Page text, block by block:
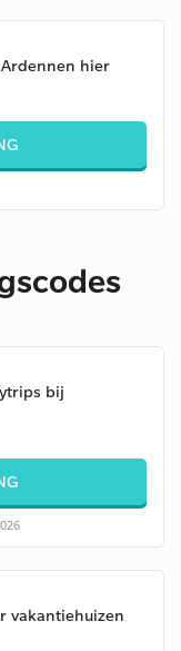
hier
bij
vakantiehuizen